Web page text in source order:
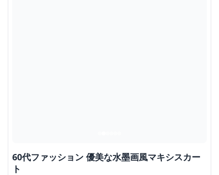
60代ファッション 優美な水墨画風マキシスカー
ト